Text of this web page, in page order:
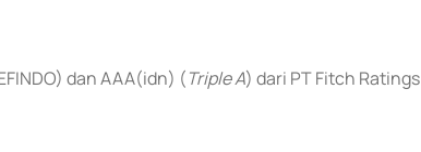
dan AAA(idn) (Triple A) dari PT Fitch Ratings